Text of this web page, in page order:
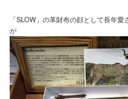
「SLOW」の革財布の顔として長年
が